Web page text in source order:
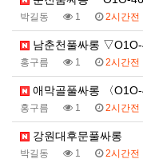
박길동 1 2시간전
남춘천풀싸롱
홍구름 1 2시간전
애막골풀싸롱 〈
홍구름 1 2시간전
강원대후문풀싸롱
박길동 1 2시간전